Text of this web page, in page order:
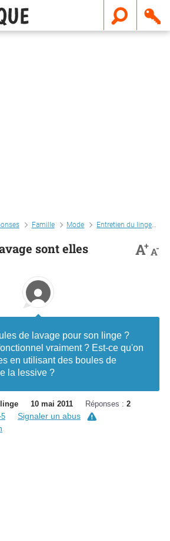
Famille Mode Entretien du linge
sont elles
A+A-
de lavage pour son linge ?
vraiment ? Est-ce qu'on
en utilisant des boules de
la lessive ?
10 mai 2011 Réponses : 2
Signaler un abus